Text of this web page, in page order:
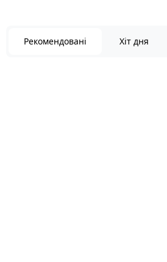
Рекомендовані Хіт дня